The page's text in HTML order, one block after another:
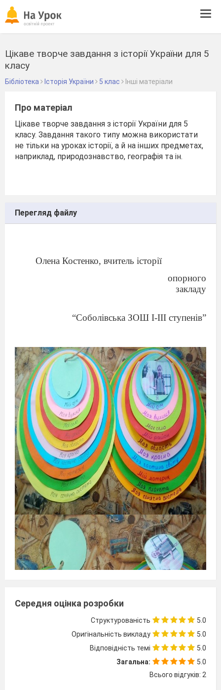
Цікаве творче завдання з історії України для 5
класу
Бібліотека Історія України 5 клас Інші матеріали
Про матеріал
Цікаве творче завдання з історії України для 5
класу. Завдання такого типу можна використати
не тільки на уроках історії, а й на інших предметах,
наприклад, природознавство, географія та ін.
Перегляд файлу
Олена Костенко, вчитель історії
опорного
закладу
“Соболівська ЗОШ I-III ступенів”
Середня оцінка розробки
Структурованість
5.0
Оригінальність викладу
5.0
Відповідність темі
5.0
Загальна:
5.0
Всього відгуків: 2